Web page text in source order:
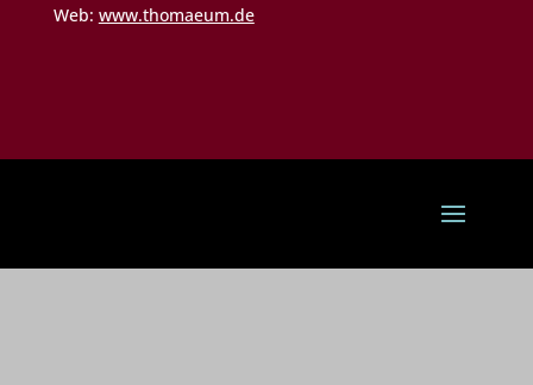
Web: www.thomaeum.de